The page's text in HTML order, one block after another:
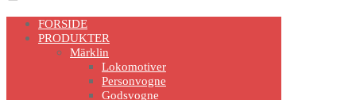
UpFORSIDE
PRODUKTER
Märklin
Lokomotiver
Personvogne
Godsvogne